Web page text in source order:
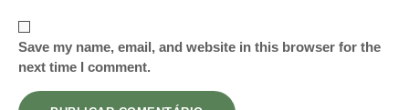
Save my name, email, and website in this browser for the
next time I comment.